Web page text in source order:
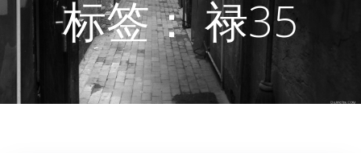
标签： 禄35